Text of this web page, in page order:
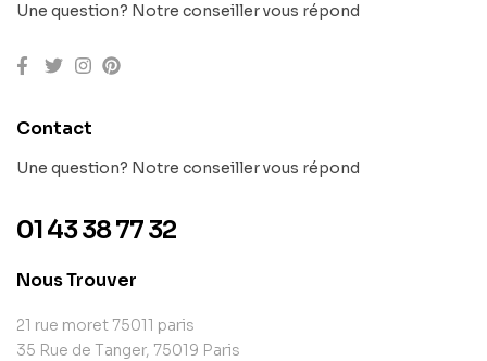
Une question? Notre conseiller vous répond
Contact
Une question? Notre conseiller vous répond
01 43 38 77 32
Nous Trouver
21 rue moret 75011 paris
35 Rue de Tanger, 75019 Paris